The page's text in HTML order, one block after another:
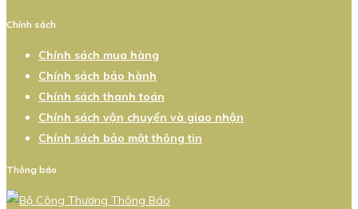
Chính sách
Chính sách mua hàng
Chính sách bảo hành
Chính sách thanh toán
Chính sách vận chuyển và giao nhận
Chính sách bảo mật thông tin
Thông báo